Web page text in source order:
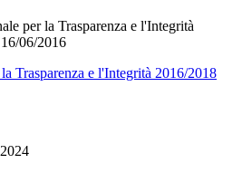
per la Trasparenza e l'Integrità
06/2016
Trasparenza e l'Integrità 2016/2018